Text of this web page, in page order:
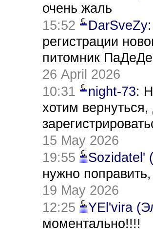
очень жаль
15:52
DarSveZy
регистрации
питомник
26 April 2026
10:31
night-73:
хотим
15 May 2026
19:55
Sozidatel'
нужно
19 May 2026
12:25
YEl'vira
моментально!!!!